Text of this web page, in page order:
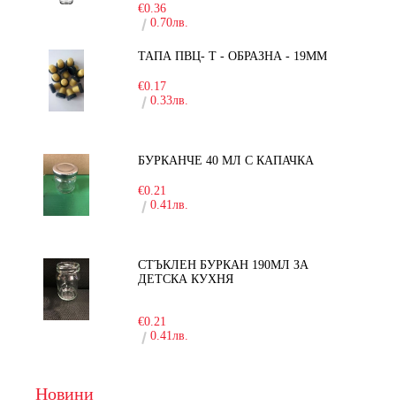
€0.36
0.70лв.
ТАПА ПВЦ- Т - ОБРАЗНА - 19ММ
€0.17
0.33лв.
БУРКАНЧЕ 40 МЛ С КАПАЧКА
€0.21
0.41лв.
СТЪКЛЕН БУРКАН 190МЛ ЗА
ДЕТСКА КУХНЯ
€0.21
0.41лв.
Новини